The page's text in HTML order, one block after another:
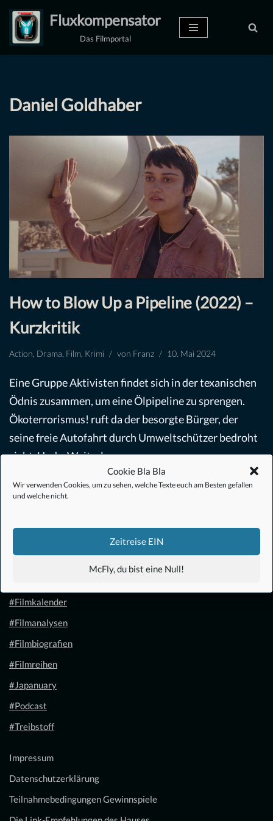
Cookie Bla Bla
Wir verwenden Cookies, um zu sehen, welche Texte euch am Besten gefallen
und welche nicht.
Zeitreise EIN
McFly, du bist eine Null!
Zum
Inhalt
Fluxkompensator
Das Filmportal
Daniel Goldhaber
How to Blow Up a Pipeline (2022) –
Kurzkritik
Action Drama Film Krimi von Franz 10. Mai 2024
Eine Gruppe Aktivisten findet sich in der texanischen
Ödnis zusammen, um eine Ölpipeline zu sprengen.
Ökoterrorismus! ruft da der besorgte Bürger, der
seine freie Autofahrt durch Umweltschützer bedroht
sieht. Und…Weiterlesen »
#Filmkalender
#Filmanalysen
#Filmbiografien
#Filmreihen
#Japanuary
#Podcast
#Treibstoff
Impressum
Datenschutzerklärung
Teilnahmebedingungen Gewinnspiele